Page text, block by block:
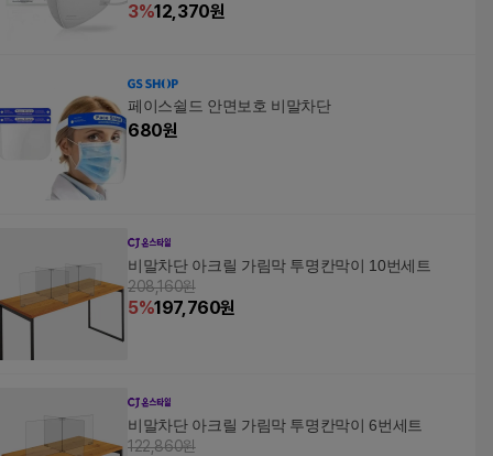
3%12,370원
페이스쉴드 안면보호 비말차단
680원
비말차단 아크릴 가림막 투명칸막이 10번세트
208,160원
5%197,760원
비말차단 아크릴 가림막 투명칸막이 6번세트
122,860원